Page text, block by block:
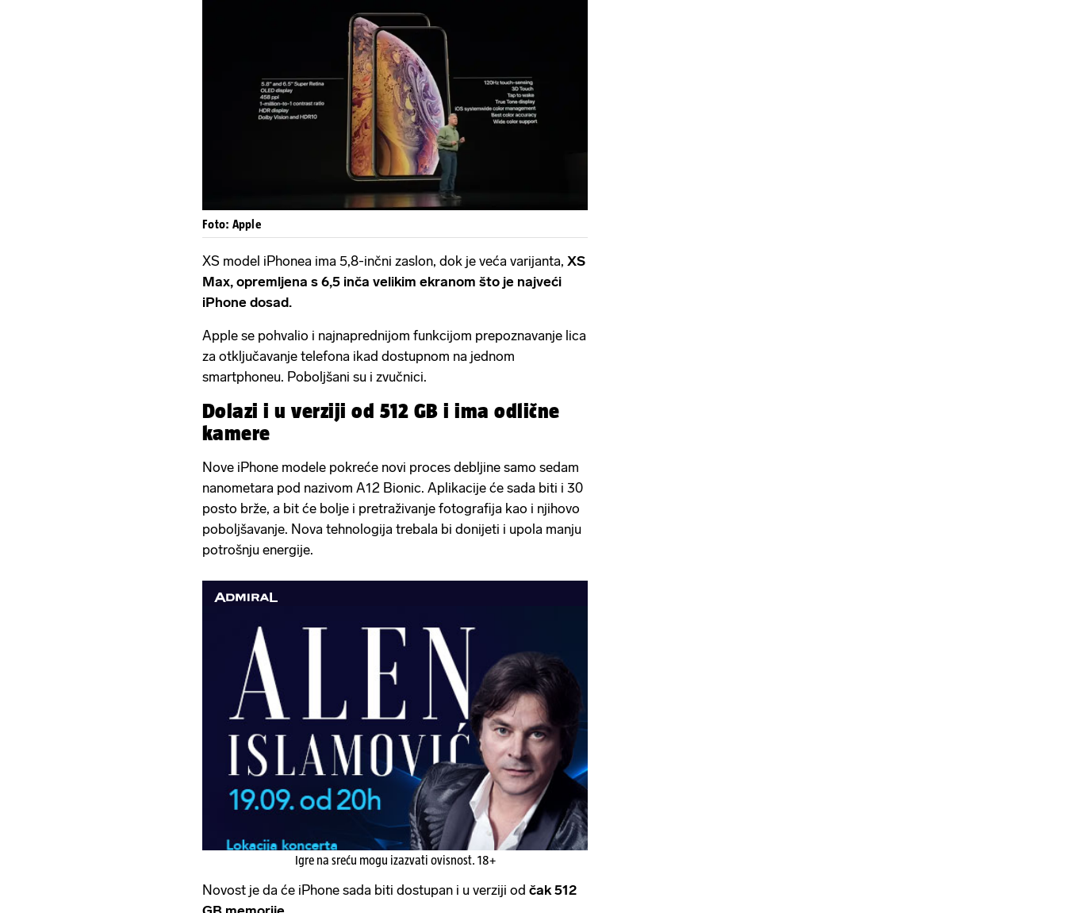
Foto: Apple
XS model iPhonea ima 5,8-inčni zaslon, dok je veća varijanta, XS
Max, opremljena s 6,5 inča velikim ekranom što je najveći
iPhone dosad.
Apple se pohvalio i najnaprednijom funkcijom prepoznavanje lica
za otključavanje telefona ikad dostupnom na jednom
smartphoneu. Poboljšani su i zvučnici.
Dolazi i u verziji od 512 GB i ima odlične
kamere
Nove iPhone modele pokreće novi proces debljine samo sedam
nanometara pod nazivom A12 Bionic. Aplikacije će sada biti i 30
posto brže, a bit će bolje i pretraživanje fotografija kao i njihovo
poboljšavanje. Nova tehnologija trebala bi donijeti i upola manju
potrošnju energije.
Igre na sreću mogu izazvati ovisnost. 18+
Novost je da će iPhone sada biti dostupan i u verziji od čak 512